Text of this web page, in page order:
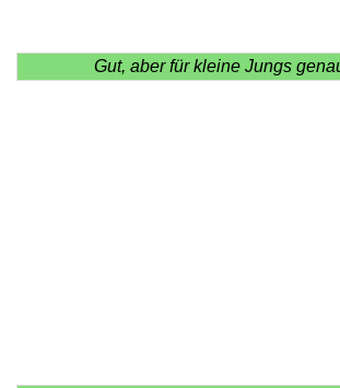
Gut, aber für kleine Jungs